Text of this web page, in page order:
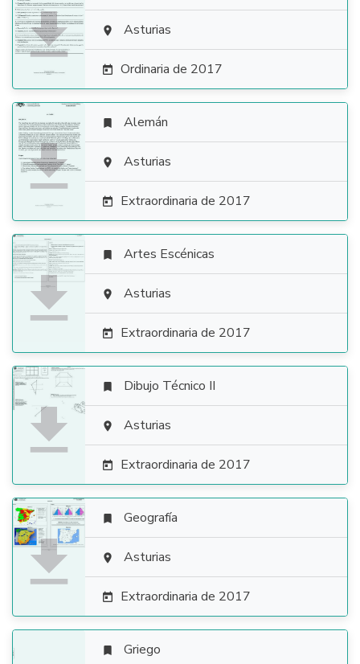
  Asturias
 Ordinaria de 2017

 Alemán
 Asturias
 Extraordinaria de 2017

 Artes Escénicas
 Asturias
 Extraordinaria de 2017

 Dibujo Técnico II
 Asturias
 Extraordinaria de 2017

 Geografía
 Asturias
 Extraordinaria de 2017
 Griego